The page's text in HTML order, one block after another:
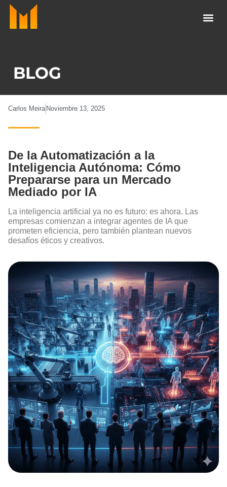
contenido
BLOG
Carlos Meira Noviembre 13, 2025
De la Automatización a la
Inteligencia Autónoma: Cómo
Prepararse para un Mercado
Mediado por IA
La inteligencia artificial ya no es futuro: es ahora. Las
empresas comienzan a integrar agentes de IA que
prometen eficiencia, pero también plantean nuevos
desafíos éticos y creativos.